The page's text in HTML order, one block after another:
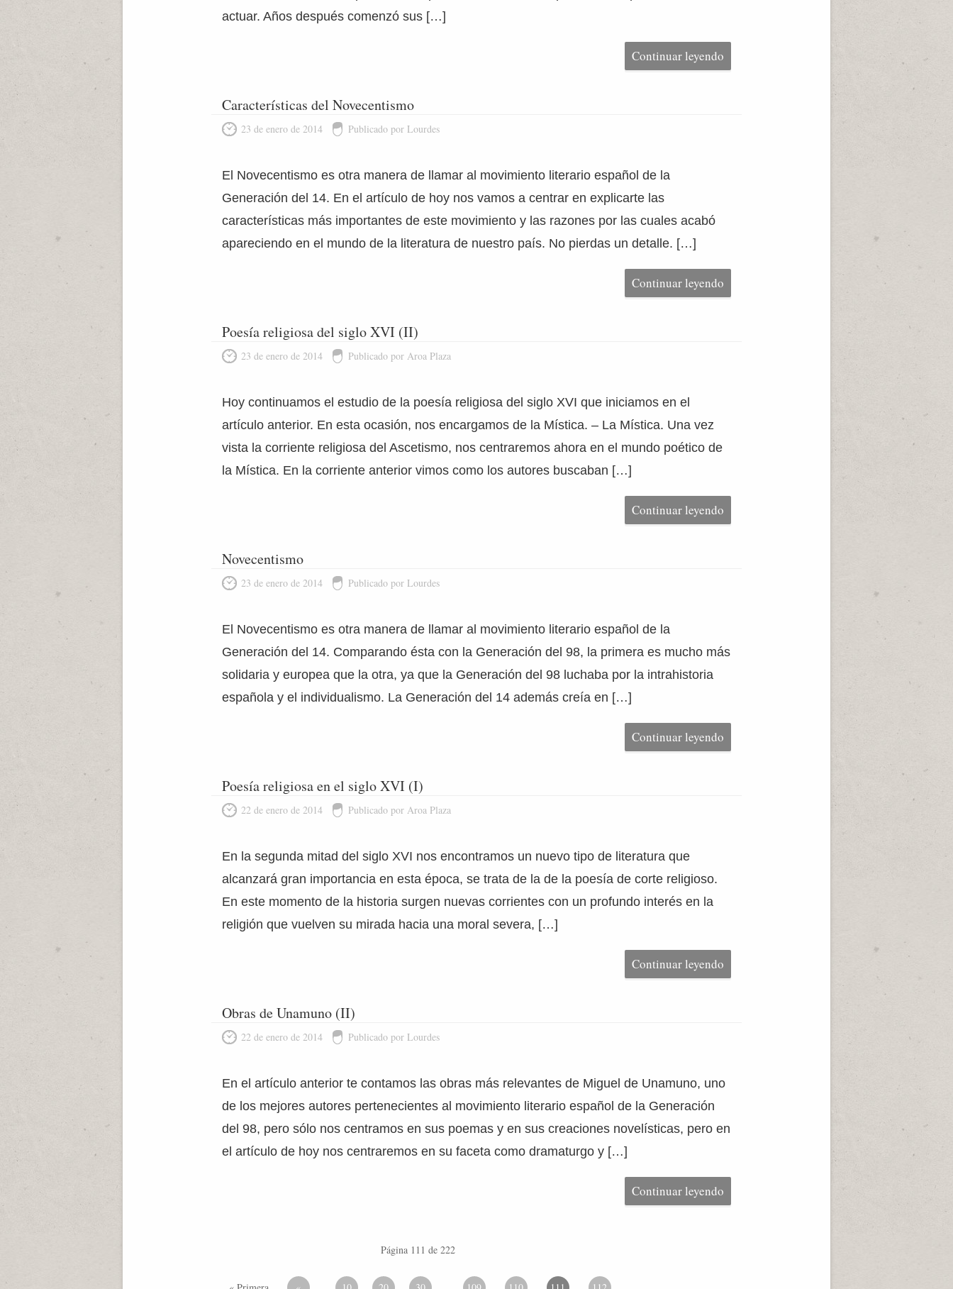
actuar. Años después comenzó sus […]
Continuar leyendo
Características del Novecentismo
23 de enero de 2014 Publicado por Lourdes
El Novecentismo es otra manera de llamar al movimiento literario español de la
Generación del 14. En el artículo de hoy nos vamos a centrar en explicarte las
características más importantes de este movimiento y las razones por las cuales acabó
apareciendo en el mundo de la literatura de nuestro país. No pierdas un detalle. […]
Continuar leyendo
Poesía religiosa del siglo XVI (II)
23 de enero de 2014 Publicado por Aroa Plaza
Hoy continuamos el estudio de la poesía religiosa del siglo XVI que iniciamos en el
artículo anterior. En esta ocasión, nos encargamos de la Mística. – La Mística. Una vez
vista la corriente religiosa del Ascetismo, nos centraremos ahora en el mundo poético de
la Mística. En la corriente anterior vimos como los autores buscaban […]
Continuar leyendo
Novecentismo
23 de enero de 2014 Publicado por Lourdes
El Novecentismo es otra manera de llamar al movimiento literario español de la
Generación del 14. Comparando ésta con la Generación del 98, la primera es mucho más
solidaria y europea que la otra, ya que la Generación del 98 luchaba por la intrahistoria
española y el individualismo. La Generación del 14 además creía en […]
Continuar leyendo
Poesía religiosa en el siglo XVI (I)
22 de enero de 2014 Publicado por Aroa Plaza
En la segunda mitad del siglo XVI nos encontramos un nuevo tipo de literatura que
alcanzará gran importancia en esta época, se trata de la de la poesía de corte religioso.
En este momento de la historia surgen nuevas corrientes con un profundo interés en la
religión que vuelven su mirada hacia una moral severa, […]
Continuar leyendo
Obras de Unamuno (II)
22 de enero de 2014 Publicado por Lourdes
En el artículo anterior te contamos las obras más relevantes de Miguel de Unamuno, uno
de los mejores autores pertenecientes al movimiento literario español de la Generación
del 98, pero sólo nos centramos en sus poemas y en sus creaciones novelísticas, pero en
el artículo de hoy nos centraremos en su faceta como dramaturgo y […]
Continuar leyendo
Página 111 de 222